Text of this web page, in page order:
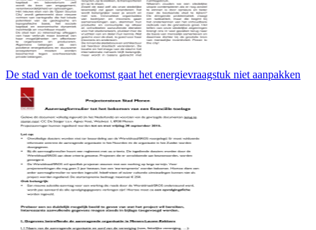
De stad van de toekomst gaat het energievraagstuk niet aanpakken